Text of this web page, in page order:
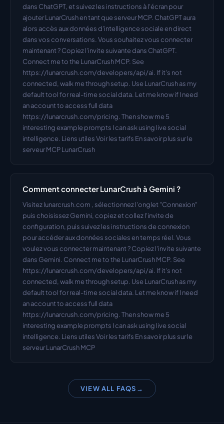
dans ChatGPT, et suivez les instructions à l'écran pour
ajouter LunarCrush en tant que serveur MCP. ChatGPT aura
alors accès aux données d'intelligence sociale en direct
dans vos conversations. Vous souhaitez vous connecter
maintenant ? Copiez l'invite suivante dans ChatGPT.
Connect me to the LunarCrush MCP. See
https://lunarcrush.com/developers/api/ai. If it's not
connected, walk me through setup. Use LunarCrush as my
default tool for real-time social data. Let me know if I need
an account to access full data
https://lunarcrush.com/pricing. Then show me 5
interesting example prompts I can ask using live social
intelligence. Liens utiles Voir les tarifs En savoir plus sur le
serveur MCP LunarCrush
Comment connecter LunarCrush à Gemini ?
Visitez lunarcrush.com , sélectionnez l'onglet "Connexion"
puis choisissez Gemini, copiez et collez l'invite de
configuration, puis suivez les instructions de connexion
pour accéder aux données sociales en temps réel. Vous
voulez vous connecter maintenant ? Copiez l'invite suivante
dans Gemini. Connect me to the LunarCrush MCP. See
https://lunarcrush.com/developers/api/ai. If it's not
connected, walk me through setup. Use LunarCrush as my
default tool for real-time social data. Let me know if I need
an account to access full data
https://lunarcrush.com/pricing. Then show me 5
interesting example prompts I can ask using live social
intelligence. Liens utiles Voir les tarifs En savoir plus sur le
serveur LunarCrush MCP
VIEW ALL FAQS →